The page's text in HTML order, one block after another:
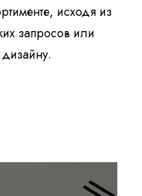
исходя из
запросов или